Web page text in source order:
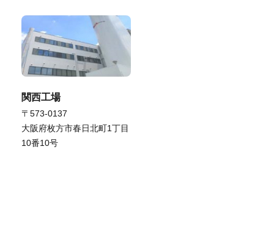
関西工場
〒573-0137
大阪府枚方市春日北町1丁目
10番10号